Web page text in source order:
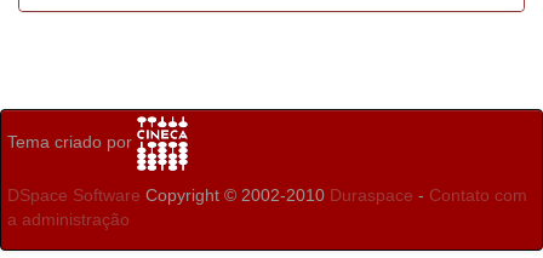
Tema criado por
DSpace Software Copyright © 2002-2010 Duraspace - Contato com
a administração